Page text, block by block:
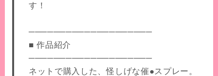
す！
────────────────────
■ 作品紹介
────────────────────
ネットで購入した、怪しげな催●スプレー。